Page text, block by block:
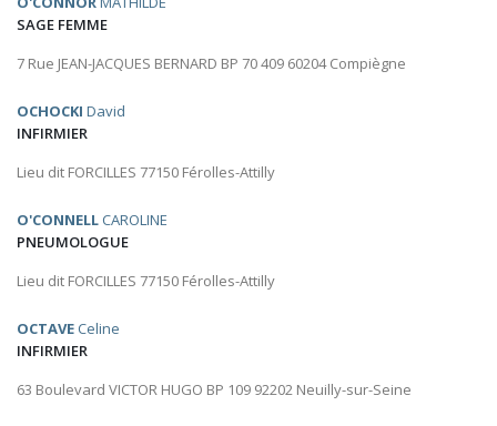
SAGE FEMME
7 Rue JEAN-JACQUES BERNARD BP 70 409 60204 Compiègne
OCHOCKI David
INFIRMIER
Lieu dit FORCILLES 77150 Férolles-Attilly
O'CONNELL CAROLINE
PNEUMOLOGUE
Lieu dit FORCILLES 77150 Férolles-Attilly
OCTAVE Celine
INFIRMIER
63 Boulevard VICTOR HUGO BP 109 92202 Neuilly-sur-Seine